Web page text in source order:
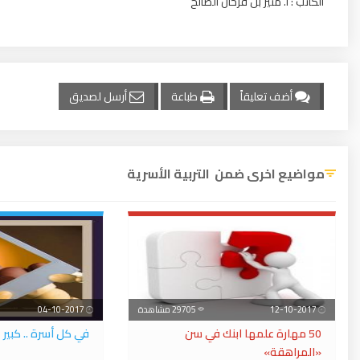
أضف تعليقاً طباعة أرسل لصديق
مواضيع اخرى ضمن التربية الأسرية
12-10-2017 29705 مشاهدة
50 مهارة علمها ابنك في سن
«المراهقة»
04-10-2017
في كل أسرة .. كبير